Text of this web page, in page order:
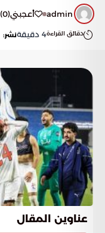
admin أعجبني(
0
)
دقائق القراءة4 دقيقةنشر:
عناوين المقال